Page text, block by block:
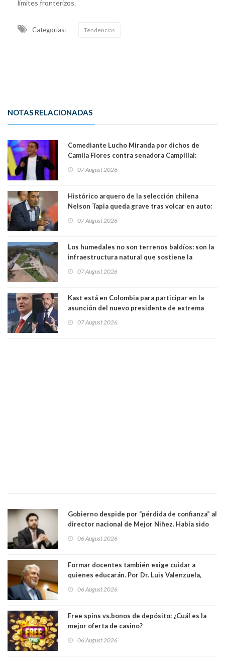
límites fronterizos.
Categorias: Tendencias
NOTAS RELACIONADAS
Comediante Lucho Miranda por dichos de
Camila Flores contra senadora Campillai:
forma de quitar dignidad"
07 August 2026
Histórico arquero de la selección chilena
Nelson Tapia queda grave tras volcar en auto:
07 August 2026
Los humedales no son terrenos baldíos: son la
infraestructura natural que sostiene la
07 August 2026
Kast está en Colombia para participar en la
asunción del nuevo presidente de extrema
07 August 2026
Gobierno despide por “pérdida de confianza” al
director nacional de Mejor Niñez. Había sido
06 August 2026
Formar docentes también exige cuidar a
quienes educarán. Por Dr. Luis Valenzuela,
Académicos U. Católica Silva Henríquez
06 August 2026
Free spins vs.bonos de depósito: ¿Cuál es la
mejor oferta de casino?
06 August 2026